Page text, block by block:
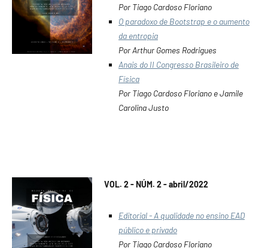
Por Tiago Cardoso Floriano
O paradoxo de Bootstrap e o aumento
da entropia
Por Arthur Gomes Rodrigues
Anais do II Congresso Brasileiro de
Física
Por Tiago Cardoso Floriano e Jamile
Carolina Justo
VOL. 2 - NÚM. 2 - abril/2022
Editorial - A qualidade no ensino EAD
público e privado
Por Tiago Cardoso Floriano